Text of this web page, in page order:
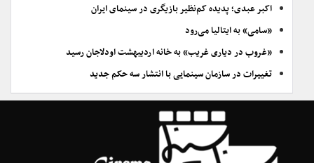
اکبر عبدی؛ پدیده کم‌نظیر بازیگری در سینمای ایران
«سامی» به ایتالیا می‌رود
«غروب در دیاری غریب» به خانه اردیبهشت اودلاجان رسید
تغییرات در سازمان سینمایی با انتشار سه حکم جدید